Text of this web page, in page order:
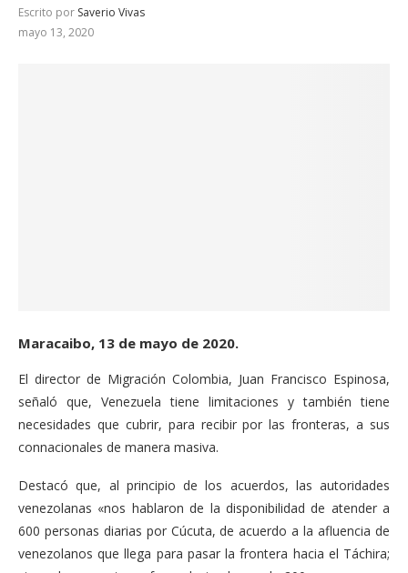
Escrito por Saverio Vivas
mayo 13, 2020
Maracaibo, 13 de mayo de 2020.
El director de Migración Colombia, Juan Francisco Espinosa,
señaló que, Venezuela tiene limitaciones y también tiene
necesidades que cubrir, para recibir por las fronteras, a sus
connacionales de manera masiva.
Destacó que, al principio de los acuerdos, las autoridades
venezolanas «nos hablaron de la disponibilidad de atender a
600 personas diarias por Cúcuta, de acuerdo a la afluencia de
venezolanos que llega para pasar la frontera hacia el Táchira;